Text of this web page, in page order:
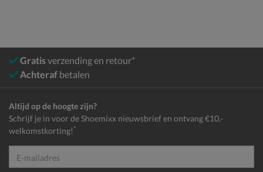
Gratisverzending en retour*
Achteraf betalen
Altijd op de hoogte zijn?
Schrijf je in voor de Shoemixx nieuwsbrief en ontvang €10,-
welkomstkorting! *